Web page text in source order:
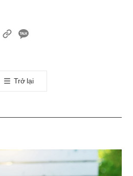
카
톡
공
기
Trở lại